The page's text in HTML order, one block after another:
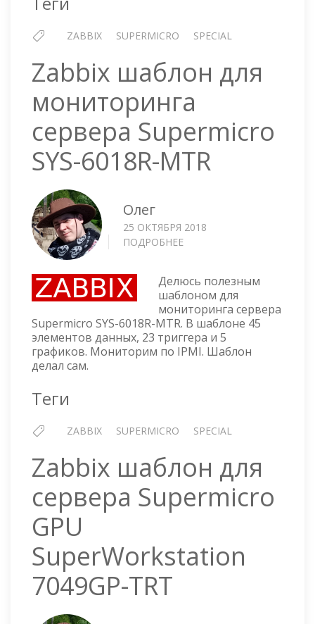
ZABBIX SUPERMICRO SPECIAL
Zabbix шаблон для
мониторинга
сервера Supermicro
SYS-6018R-MTR
Олег
25 ОКТЯБРЯ 2018
ПОДРОБНЕЕ
ДЛЯ
МОНИТОРИНГА
СЕРВЕРА
SUPERMICRO
SYS-
6018R-
Делюсь полезным
шаблоном для
мониторинга сервера
Supermicro SYS-6018R-MTR. В шаблоне 45
элементов данных, 23 триггера и 5
графиков. Мониторим по IPMI. Шаблон
делал сам.
Теги
ZABBIX SUPERMICRO SPECIAL
Zabbix шаблон для
сервера Supermicro
GPU
SuperWorkstation
7049GP-TRT